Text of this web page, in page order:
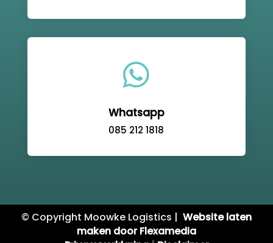

Whatsapp
085 212 1818
© Copyright Moowke Logistics | Website laten
maken door Flexamedia